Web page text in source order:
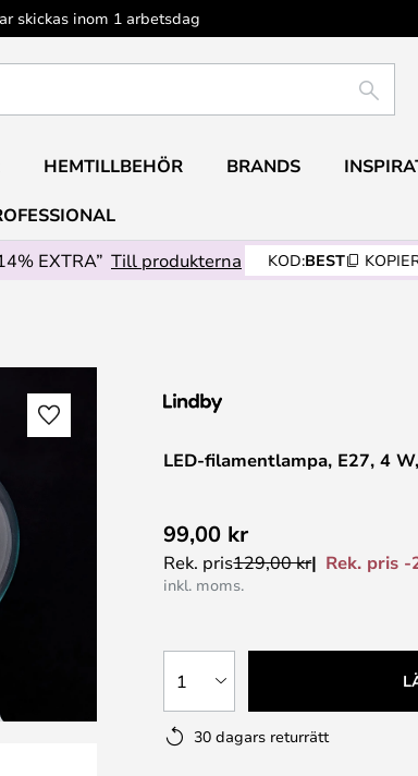
skickas inom 1 arbetsdag
SÖK
HEMTILLBEHÖR BRANDS
EXTRA” Till produkterna KOD:BEST
LED-filamentlampa, E27, 4
99,00 kr
Rek. pris129,00 kr Rek. pris -
inkl. moms.
1
30 dagars returrätt